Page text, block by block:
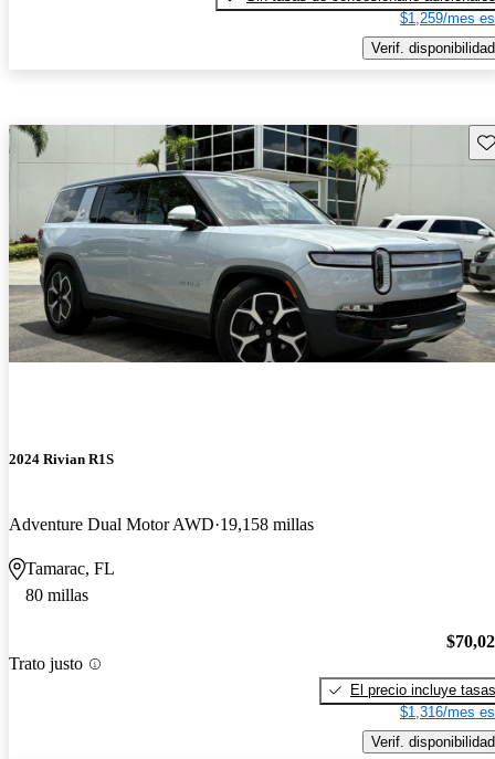
$1,259/mes
Verif. disponibilidad
2024 Rivian R1S
Adventure Dual Motor AWD 19,158 millas
Tamarac, FL
80 millas
Trato justo
El precio incluye tasas
$1,316/mes
Verif. disponibilidad